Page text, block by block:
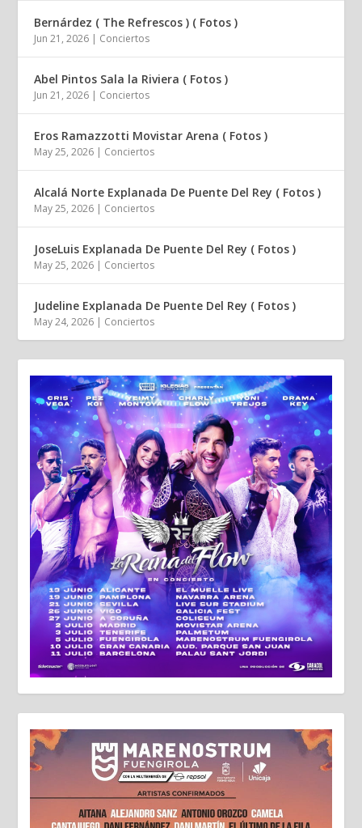
Bernárdez ( The Refrescos ) ( Fotos )
Jun 21, 2026 | Conciertos
Abel Pintos Sala la Riviera ( Fotos )
Jun 21, 2026 | Conciertos
Eros Ramazzotti Movistar Arena ( Fotos )
May 25, 2026 | Conciertos
Alcalá Norte Explanada De Puente Del Rey ( Fotos )
May 25, 2026 | Conciertos
JoseLuis Explanada De Puente Del Rey ( Fotos )
May 25, 2026 | Conciertos
Judeline Explanada De Puente Del Rey ( Fotos )
May 24, 2026 | Conciertos